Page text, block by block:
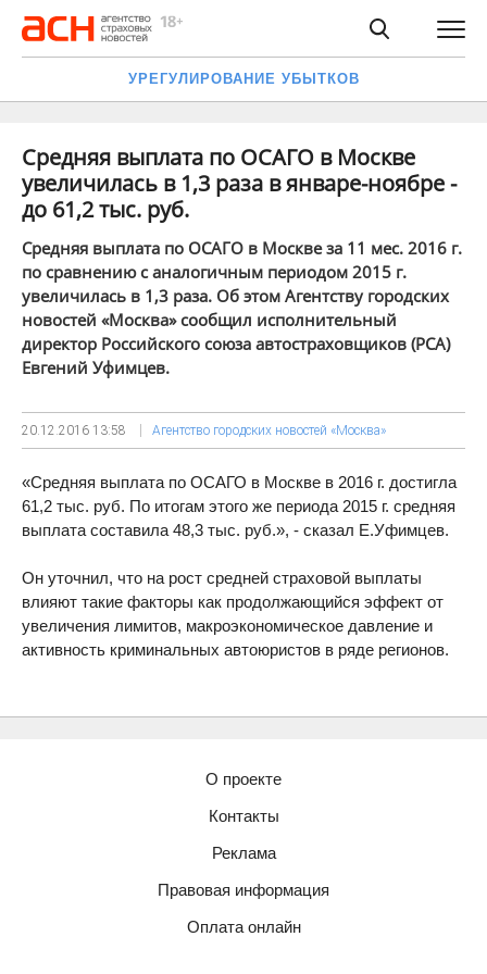
УРЕГУЛИРОВАНИЕ УБЫТКОВ
Средняя выплата по ОСАГО в Москве
увеличилась в 1,3 раза в январе-ноябре -
до 61,2 тыс. руб.
Средняя выплата по ОСАГО в Москве за 11 мес. 2016 г.
по сравнению с аналогичным периодом 2015 г.
увеличилась в 1,3 раза. Об этом Агентству городских
новостей «Москва» сообщил исполнительный
директор Российского союза автостраховщиков (РСА)
Евгений Уфимцев.
20.12.2016 13:58 Агентство городских новостей «Москва»
«Средняя выплата по ОСАГО в Москве в 2016 г. достигла
61,2 тыс. руб. По итогам этого же периода 2015 г. средняя
выплата составила 48,3 тыс. руб.», - сказал Е.Уфимцев.
Он уточнил, что на рост средней страховой выплаты
влияют такие факторы как продолжающийся эффект от
увеличения лимитов, макроэкономическое давление и
активность криминальных автоюристов в ряде регионов.
О проекте
Контакты
Реклама
Правовая информация
Оплата онлайн